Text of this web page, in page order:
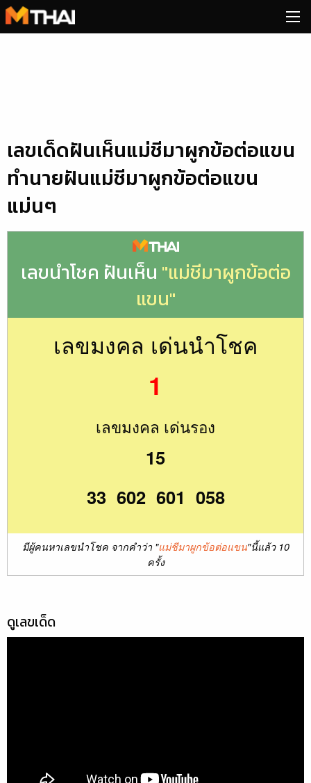
Skip
to
เลขเด็ดฝันเห็นแม่ชีมาผูกข้อต่อแขน
ทำนายฝันแม่ชีมาผูกข้อต่อแขน
แม่นๆ
เลขนำโชค ฝันเห็น "แม่ชีมาผูกข้อต่อ
แขน"
เลขมงคล เด่นนำโชค
1
เลขมงคล เด่นรอง
15
33 602 601 058
มีผู้คนหาเลขนำโชค จากคำว่า "แม่ชีมาผูกข้อต่อแขน"นี้แล้ว 10
ครั้ง
ดูเลขเด็ด